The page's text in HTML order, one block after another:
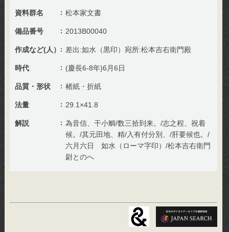
資料群名 松本家文書
備品番号 2013B00040
作成など(人） 差出:如水（黒印）宛所:松本吉右衛門殿
時代 (慶長6-8年)6月6日
品質・形状 楮紙・折紙
法量 29.1×41.8
解説
為音信、干小鯛/数三拾到来。/志之程、祝着
候。/其元田地、精/入有付分別、/肝要候也。/
六月六日 如水（ローマ字印）/松本吉右衛門
尉とのへ